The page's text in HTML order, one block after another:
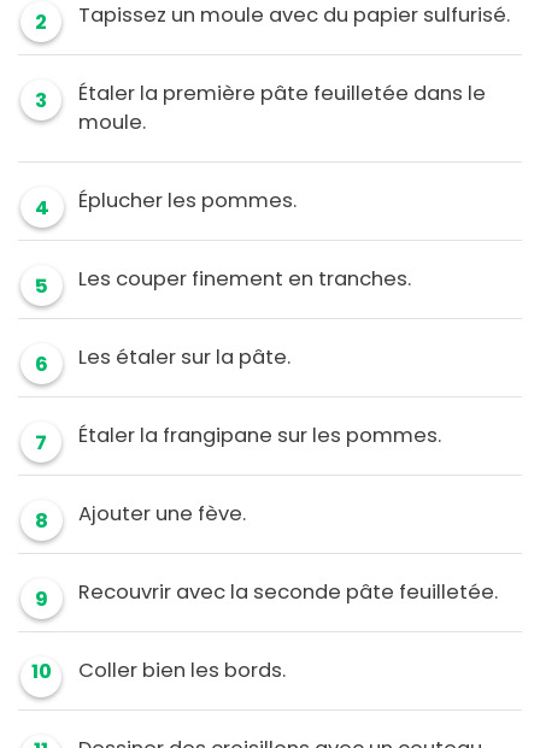
2 Tapissez un moule avec du papier sulfurisé.
3
Étaler la première pâte feuilletée dans le
moule.
4 Éplucher les pommes.
5 Les couper finement en tranches.
6 Les étaler sur la pâte.
7 Étaler la frangipane sur les pommes.
8 Ajouter une fève.
9 Recouvrir avec la seconde pâte feuilletée.
10 Coller bien les bords.